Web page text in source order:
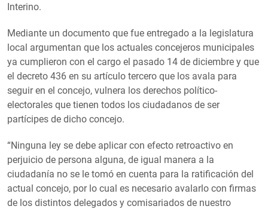
Interino.
Mediante un documento que fue entregado a la legislatura
local argumentan que los actuales concejeros municipales
ya cumplieron con el cargo el pasado 14 de diciembre y que
el decreto 436 en su artículo tercero que los avala para
seguir en el concejo, vulnera los derechos político-
electorales que tienen todos los ciudadanos de ser
partícipes de dicho concejo.
“Ninguna ley se debe aplicar con efecto retroactivo en
perjuicio de persona alguna, de igual manera a la
ciudadanía no se le tomó en cuenta para la ratificación del
actual concejo, por lo cual es necesario avalarlo con firmas
de los distintos delegados y comisariados de nuestro